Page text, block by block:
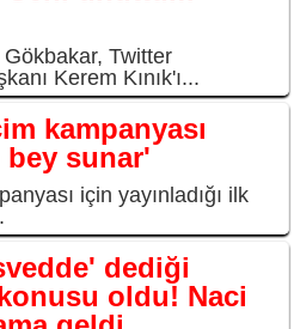
Twitter
Kerem Kınık'ı...
kampanyası
sunar'
için yayınladığı ilk
dediği
oldu! Naci